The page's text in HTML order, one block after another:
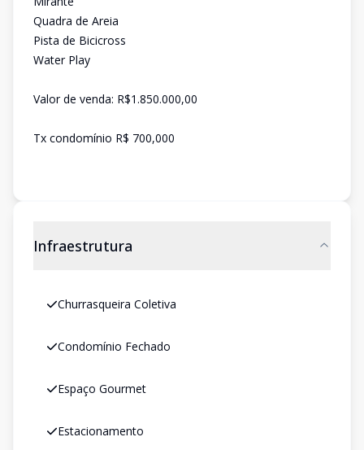
Quadra de Areia
Pista de Bicicross
Water Play
Valor de venda: R$1.850.000,00
Tx condomínio R$ 700,000
Infraestrutura
Churrasqueira Coletiva
Condomínio Fechado
Espaço Gourmet
Estacionamento